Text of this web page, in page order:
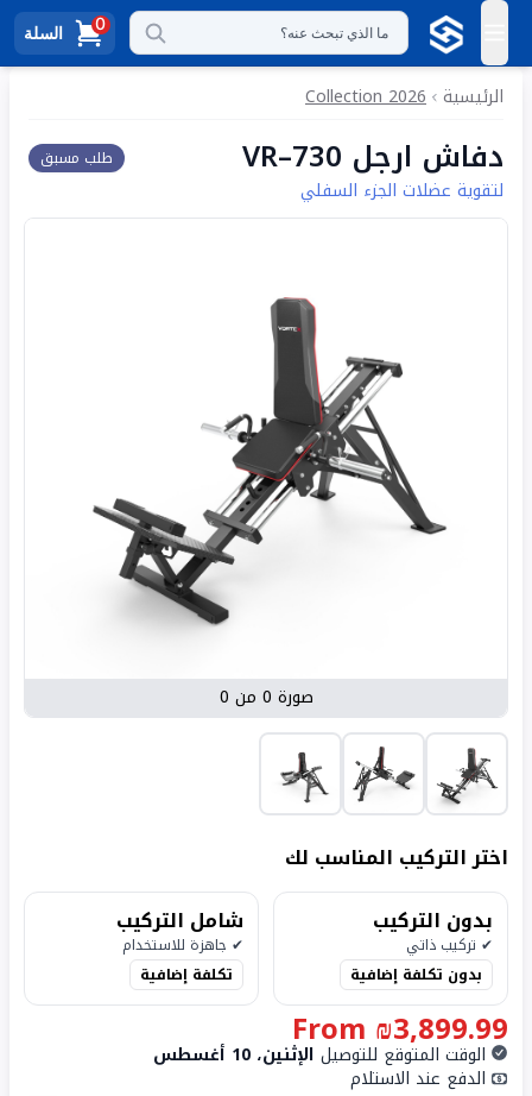
ما الذي تبحث عنه؟ 0 السلة
الرئيسية 2026 Collection
دفاش ارجل VR–730
لتقوية عضلات الجزء السفلي
طلب مسبق
صورة 0 من 0
اخترالتركيب المناسب لك
بدون التركيب
✔ تركيب ذاتي
بدون تكلفة إضافية
شامل التركيب
✔ جاهزة للاستخدام
تكلفة إضافية
From ₪3,899.99
الوقت المتوقع للتوصيل الإثنين، 10 أغسطس
الدفع عند الاستلام